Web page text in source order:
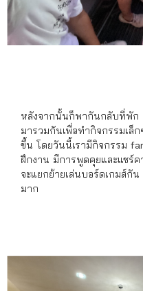
หลังจากนั้นก็พากันกลับที่พัก
มารวมกันเพื่อทำกิจกรรมเล็
ขึ้น โดยวันนี้เรามีกิจกรรม
ฝึกงาน มีการพูดคุยและแชร์
จะแยกย้ายเล่นบอร์ดเกมส์กั
มาก